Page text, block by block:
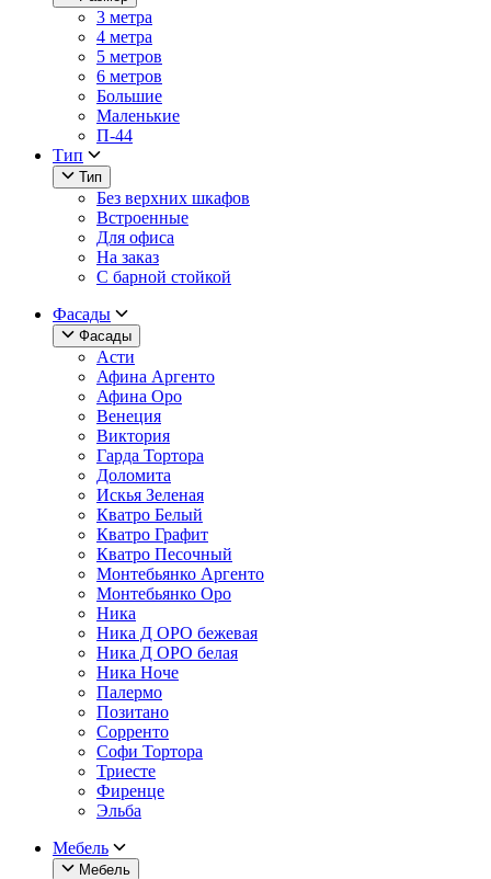
3 метра
4 метра
5 метров
6 метров
Большие
Маленькие
П-44
Тип
Тип
Без верхних шкафов
Встроенные
Для офиса
На заказ
С барной стойкой
Фасады
Фасады
Асти
Афина Аргенто
Афина Оро
Венеция
Виктория
Гарда Тортора
Доломита
Искья Зеленая
Кватро Белый
Кватро Графит
Кватро Песочный
Монтебьянко Аргенто
Монтебьянко Оро
Ника
Ника Д ОРО бежевая
Ника Д ОРО белая
Ника Ноче
Палермо
Позитано
Сорренто
Софи Тортора
Триесте
Фиренце
Эльба
Мебель
Мебель